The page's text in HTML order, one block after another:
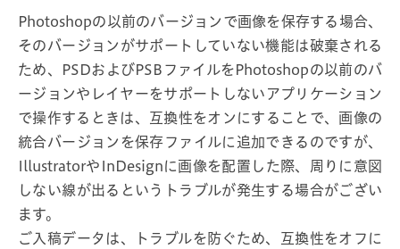
Photoshopの以前のバージョンで画像を保存する場合、
そのバージョンがサポートしていない機能は破棄される
ため、PSDおよびPSBファイルをPhotoshopの以前のバ
ージョンやレイヤーをサポートしないアプリケーション
で操作するときは、互換性をオンにすることで、画像の
統合バージョンを保存ファイルに追加できるのですが、
IllustratorやInDesignに画像を配置した際、周りに意図
しない線が出るというトラブルが発生する場合がござい
ます。
ご入稿データは、トラブルを防ぐため、互換性をオフに